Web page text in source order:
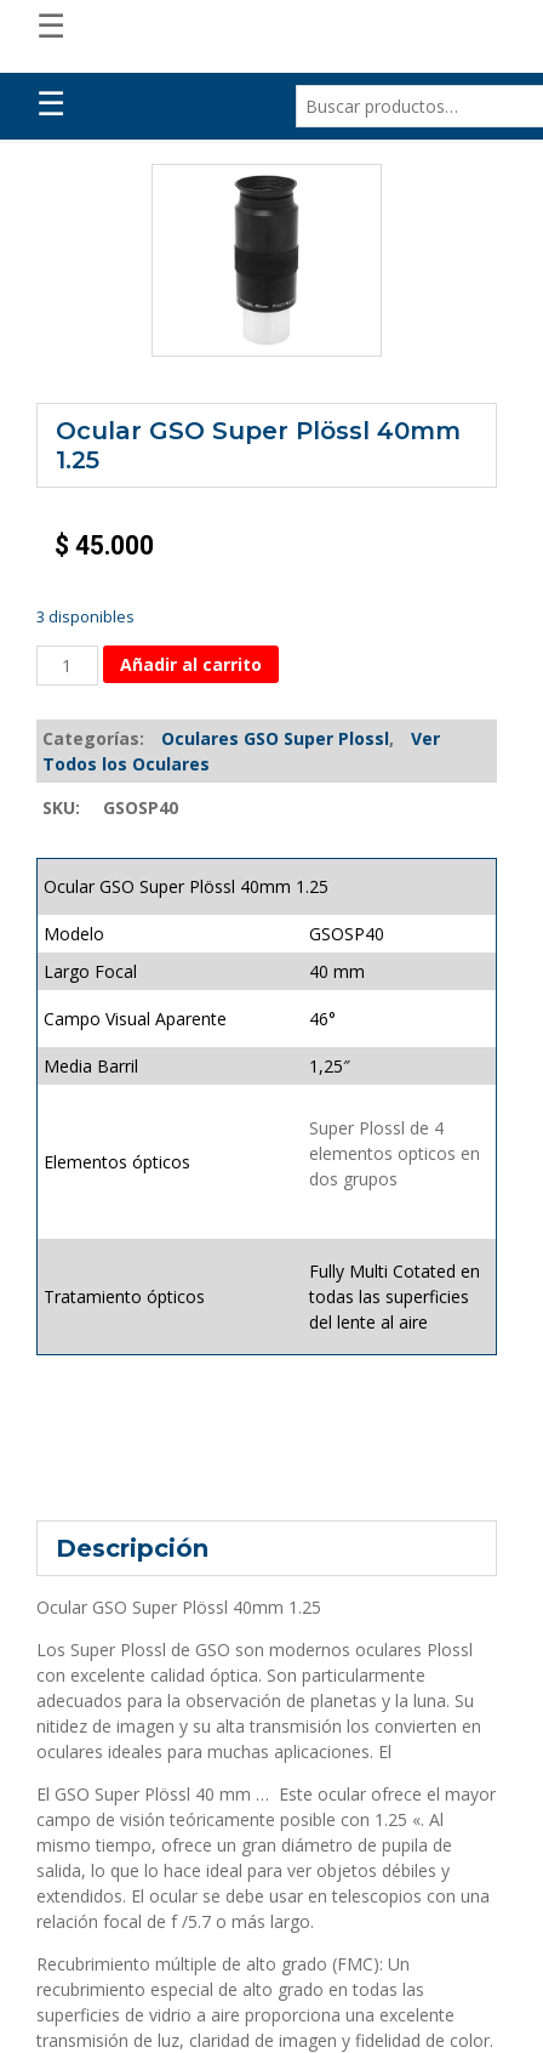
☰
☰
Ocular GSO Super Plössl 40mm
1.25
$ 45.000
3 disponibles
Añadir al carrito
Categorías: Oculares GSO Super Plossl,
Ver
Todos los Oculares
SKU:
GSOSP40
Ocular GSO Super Plössl 40mm 1.25
Modelo
GSOSP40
Largo Focal
40 mm
Campo Visual Aparente 46°
Media Barril 1,25″
Elementos ópticos
Super Plossl de 4
elementos opticos en
dos grupos
Tratamiento ópticos
Fully Multi Cotated en
todas las superficies
del lente al aire
Descripción
Ocular GSO Super Plössl 40mm 1.25
Los Super Plossl de GSO son modernos oculares Plossl
con excelente calidad óptica. Son particularmente
adecuados para la observación de planetas y la luna. Su
nitidez de imagen y su alta transmisión los convierten en
oculares ideales para muchas aplicaciones. El
El GSO Super Plössl 40 mm … Este ocular ofrece el mayor
campo de visión teóricamente posible con 1.25 «. Al
mismo tiempo, ofrece un gran diámetro de pupila de
salida, lo que lo hace ideal para ver objetos débiles y
extendidos. El ocular se debe usar en telescopios con una
relación focal de f /5.7 o más largo.
Recubrimiento múltiple de alto grado (FMC): Un
recubrimiento especial de alto grado en todas las
superficies de vidrio a aire proporciona una excelente
transmisión de luz, claridad de imagen y fidelidad de color.